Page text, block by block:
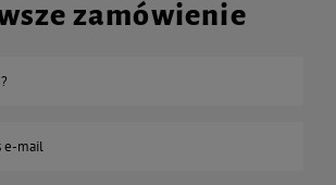
zamówienie
e-mail